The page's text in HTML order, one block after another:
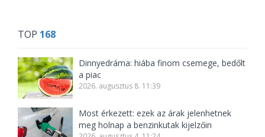
TOP 168
Dinnyedráma: hiába finom csemege, bedőlt
a piac
2026. augusztus 8. 11:39
Most érkezett: ezek az árak jelenhetnek
meg holnap a benzinkutak kijelzőin